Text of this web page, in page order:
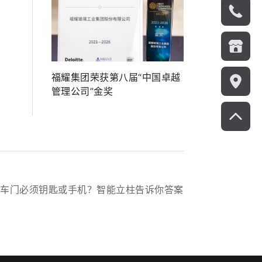
福耀集团荣获第八届“中国卓越
管理公司”金奖
门必须钥匙或手机？智能立柱告诉你答案